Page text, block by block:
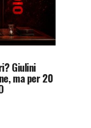
Giulini
ma per 20